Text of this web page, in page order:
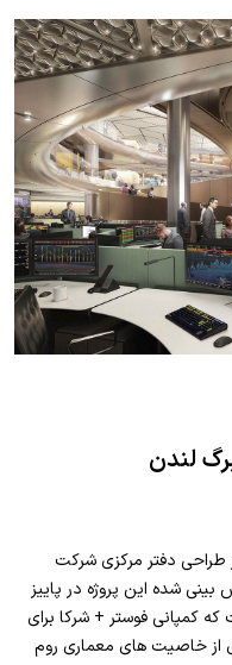
لندن
طراحی دفتر مرکزی شرکت
شده این پروژه در پاییز
کمپانی فوستر + شرکا برای
از خاصیت های معماری روم